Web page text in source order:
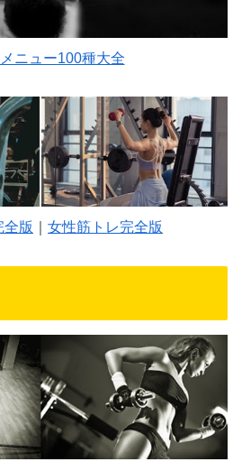
ニュー100種大全
全版 女性筋トレ完全版